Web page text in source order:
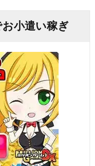
小遣い稼ぎ